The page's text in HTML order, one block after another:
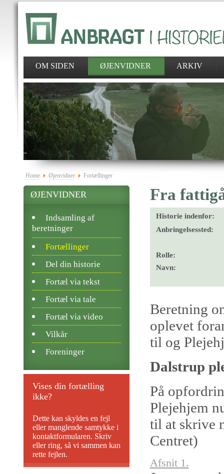
OM SIDEN ØJENVIDNER ARKIV
Home Øjenvidner Fortællinger
Fra
Historie indenfor:
Anbringelsessted:
Rolle:
Navn:
Beretning
oplevet
til og
Dalstrup
På
Plejehjem
til at skrive
Centret)
Afsnit 1.
ØJENVIDNER
Indsamling af
beretninger
Fortællinger
Del din historie
Fortæl via tekst
Fortæl via tale
Fortæl via video
Vilkår
Foreninger
Vises din fortælling
ikke?
Dette kan skyldes en fejl
eller manglende samtykke i
kontaktformularen. Skriv
eller ring, så vi sammen kan
rette fejlen.